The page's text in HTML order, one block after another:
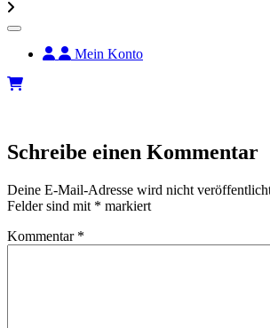
Mein Konto
Schreibe einen Kommentar
Deine E-Mail-Adresse wird nicht
Felder sind mit * markiert
Kommentar *